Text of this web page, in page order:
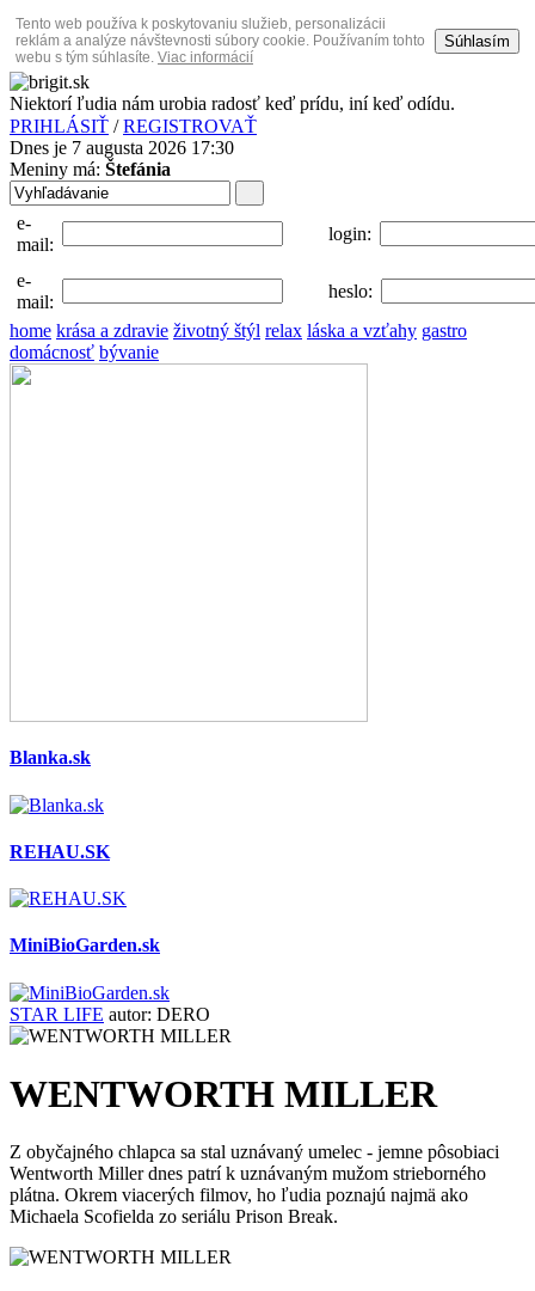
Tento web používa k poskytovaniu služieb, personalizácii
reklám a analýze návštevnosti súbory cookie. Používaním tohto
webu s tým súhlasíte. Viac informácií
Súhlasím
Niektorí ľudia nám urobia radosť keď prídu, iní keď odídu.
PRIHLÁSIŤ /REGISTROVAŤ
Dnes je 7 augusta 2026 17:30
Meniny má: Štefánia
e-
mail:
login:
e-
mail:
heslo:
home krása a zdravie životný štýl relax láska a vzťahy gastro
domácnosť bývanie
Blanka.sk
REHAU.SK
MiniBioGarden.sk
STAR LIFE autor: DERO
WENTWORTH MILLER
Z obyčajného chlapca sa stal uznávaný umelec - jemne pôsobiaci
Wentworth Miller dnes patrí k uznávaným mužom strieborného
plátna. Okrem viacerých filmov, ho ľudia poznajú najmä ako
Michaela Scofielda zo seriálu Prison Break.